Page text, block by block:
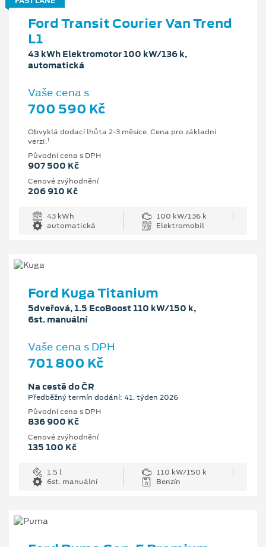
Ford Transit Courier Van Trend
L1
43 kWh Elektromotor 100 kW/136 k,
automatická
Vaše cena s
700 590 Kč
Obvyklá dodací lhůta 2-3 měsíce. Cena pro základní
verzi.1
Původní cena s DPH
907 500 Kč
Cenové zvýhodnění
206 910 Kč
43 kWh
100 kW/136 k
automatická
Elektromobil
Ford Kuga Titanium
5dveřová, 1.5 EcoBoost 110 kW/150 k,
6st. manuální
Vaše cena s DPH
701 800 Kč
Na cestě do ČR
Předběžný termín dodání: 41. týden 2026
Původní cena s DPH
836 900 Kč
Cenové zvýhodnění
135 100 Kč
1.5 l
110 kW/150 k
6st. manuální
Benzín